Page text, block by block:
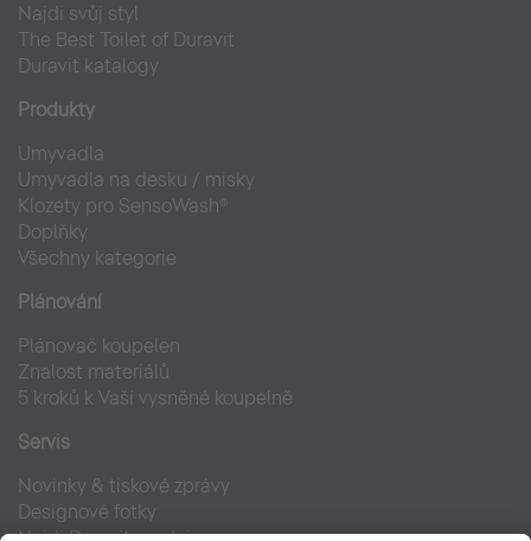
Najdi svůj styl
The Best Toilet of Duravit
Duravit katalogy
Produkty
Umyvadla
Umyvadla na desku / misky
Klozety pro SensoWash®
Doplňky
Všechny kategorie
Plánování
Plánovač koupelen
Znalost materiálů
5 kroků k Vaší vysněné koupelně
Servis
Novinky & tiskové zprávy
Designové fotky